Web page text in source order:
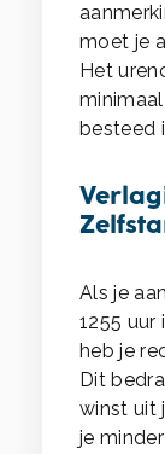
moet je
Het
besteed
Als je
1255
heb je
Dit
winst uit
je